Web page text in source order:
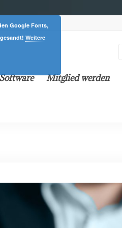
Mitglied werden
Google Fonts,
Weitere